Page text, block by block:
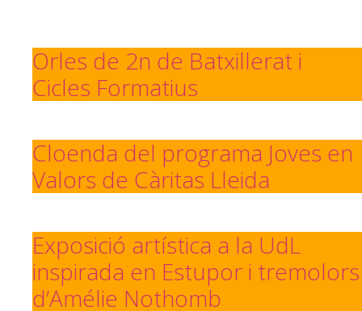
Orles de 2n de Batxillerat i
Cicles Formatius
Cloenda del programa Joves en
Valors de Càritas Lleida
Exposició artística a la UdL
inspirada en Estupor i tremolors
d’Amélie Nothomb